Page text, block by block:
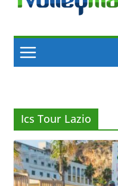
content
Ics Tour Lazio